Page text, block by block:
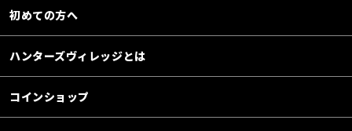
初めての方へ
ハンターズヴィレッジとは
コインショップ